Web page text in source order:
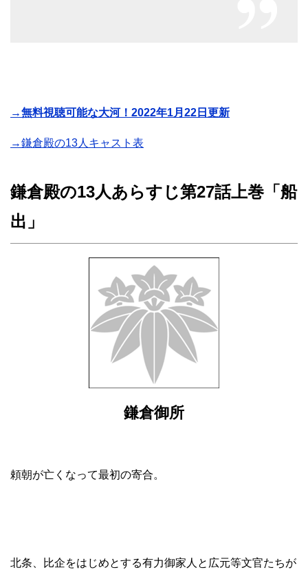
→無料視聴可能な大河！2022年1月22日更新
→鎌倉殿の13人キャスト表
鎌倉殿の13人あらすじ第27話上巻「船
出」
鎌倉御所
頼朝が亡くなって最初の寄合。
北条、比企をはじめとする有力御家人と広元等文官たちが